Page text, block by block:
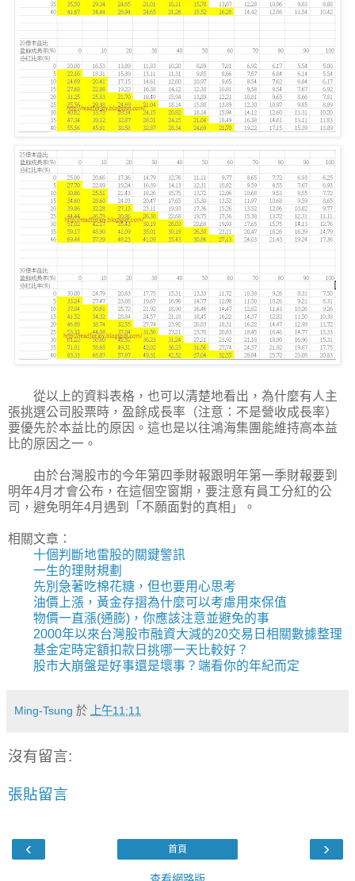
從以上的資料表格，也可以清楚地看出，為什麼有人主
張挑選公司股票時，盈餘成長率（注意：不是營收成長率）
要優先於本益比的原因。這也是以往鴻海集團能維持高本益
比的原因之一。
由於台灣股市的今年第四季財報跟明年第一季財報要到
明年4月才會公布，在這個空窗期，要注意有員工分紅的公
司，避免明年4月遇到「不願面對的真相」。
相關文章：
十個判斷地雷股的關鍵警訊
一生的理財規劃
先別急著吃棉花糖，但也要用心思考
油價上漲，黃金存摺為什麼可以考慮用來保值
物價一直漲(通膨)，你應該注意並避免的事
2000年以來台灣股市融資大減的20交易日相關數據整理
基金定時定額扣款日挑哪一天比較好？
股市大崩盤是好事還是壞事？端看你的年紀而定
Ming-Tsung 於 上午11:11
沒有留言:
張貼留言
‹ ›
首頁